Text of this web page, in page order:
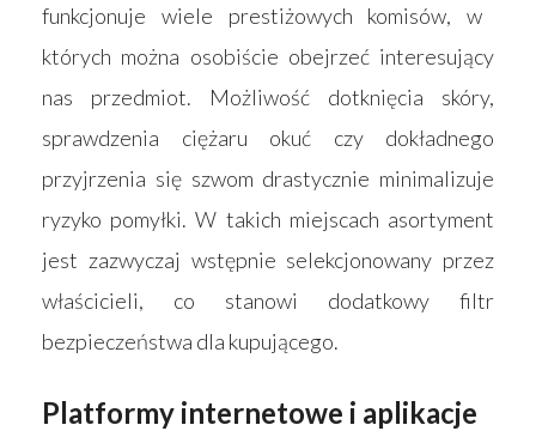
funkcjonuje wiele prestiżowych komisów, w
których można osobiście obejrzeć interesujący
nas przedmiot. Możliwość dotknięcia skóry,
sprawdzenia ciężaru okuć czy dokładnego
przyjrzenia się szwom drastycznie minimalizuje
ryzyko pomyłki. W takich miejscach asortyment
jest zazwyczaj wstępnie selekcjonowany przez
właścicieli, co stanowi dodatkowy filtr
bezpieczeństwa dla kupującego.
Platformy internetowe i aplikacje